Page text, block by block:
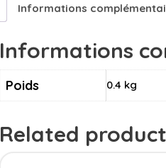
Informations
Informations
Poids 0.4 kg
Related